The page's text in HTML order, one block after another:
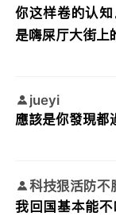
你这样卷的认
是嗨屎厅大街上
jueyi
應該是你發現都
科技狠活防不
我回国基本能